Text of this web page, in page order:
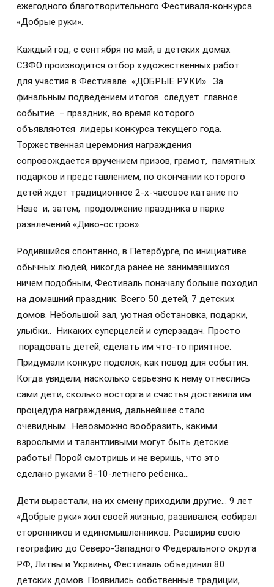
ежегодного благотворительного Фестиваля-конкурса
«Добрые руки».
Каждый год, с сентября по май, в детских домах
СЗФО производится отбор художественных работ
для участия в Фестивале «ДОБРЫЕ РУКИ». За
финальным подведением итогов следует главное
событие – праздник, во время которого
объявляются лидеры конкурса текущего года.
Торжественная церемония награждения
сопровождается вручением призов, грамот, памятных
подарков и представлением, по окончании которого
детей ждет традиционное 2-х-часовое катание по
Неве и, затем, продолжение праздника в парке
развлечений «Диво-остров».
Родившийся спонтанно, в Петербурге, по инициативе
обычных людей, никогда ранее не занимавшихся
ничем подобным, Фестиваль поначалу больше походил
на домашний праздник. Всего 50 детей, 7 детских
домов. Небольшой зал, уютная обстановка, подарки,
улыбки.. Никаких суперцелей и суперзадач. Просто
порадовать детей, сделать им что-то приятное.
Придумали конкурс поделок, как повод для события.
Когда увидели, насколько серьезно к нему отнеслись
сами дети, сколько восторга и счастья доставила им
процедура награждения, дальнейшее стало
очевидным...Невозможно вообразить, какими
взрослыми и талантливыми могут быть детские
работы! Порой смотришь и не веришь, что это
сделано руками 8-10-летнего ребенка…
Дети вырастали, на их смену приходили другие... 9 лет
«Добрые руки» жил своей жизнью, развивался, собирал
сторонников и единомышленников. Расширив свою
географию до Северо-Западного Федерального округа
РФ, Литвы и Украины, Фестиваль объединил 80
детских домов. Появились собственные традиции,